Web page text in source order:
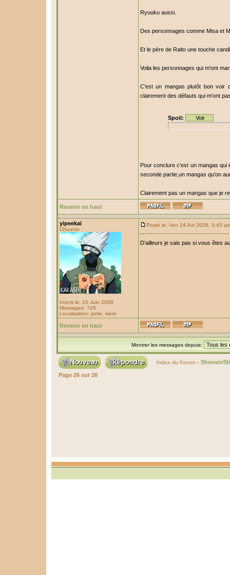
Ryuuku aussi.
Des personnages comme Misa et
Et le père de Raito une touche
Voila les personnages qui m'ont
C'est un mangas plutôt bon voir
clairement des défauts qui m'ont
Spoil:
Pour conclure c'est un mangas qui
seconde partie,un mangas qu'on
Clairement pas un mangas que je
Revenir en haut
yipeekai
Chuunin
Inscrit le: 10 Juin 2008
Messages: 728
Localisation: jarrie, isère
Posté le: Ven 24 Avr 2026, 5:45
D'ailleurs je sais pas si vous êtes
Revenir en haut
Montrer les messages depuis:
Index du Forum - Shonen/
Page 26 sur 26